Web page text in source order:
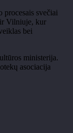
procesais svečiai
ir Vilniuje, kur
bei
ministerija.
asociacija